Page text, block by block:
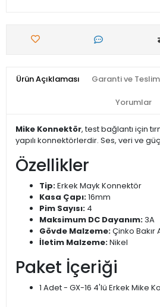
Ürün Açıklaması Garanti ve
Yorumlar
Mike Konnektör, test bağlantı için
yapılı konnektörlerdir. Ses, veri ve güç
Özellikler
Tip:Erkek Mayk Konnektör
Kasa Çapı:16mm
Pim Sayısı: 4
Maksimum DC Dayanım:3A
Gövde Malzeme:Çinko Bakır
İletim Malzeme:Nikel
Paket İçeriği
1 Adet - GX-16 4'lü Erkek Mike